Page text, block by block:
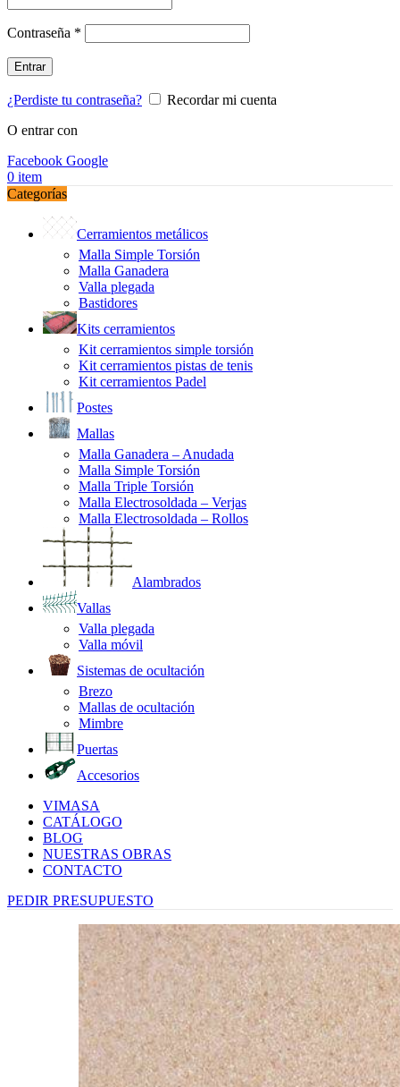
Contraseña *
Entrar
¿Perdiste tu contraseña?
Recordar mi cuenta
O entrar con
Facebook Google
0 item
Categorías
Cerramientos metálicos
Malla Simple Torsión
Malla Ganadera
Valla plegada
Bastidores
Kits cerramientos
Kit cerramientos simple torsión
Kit cerramientos pistas de tenis
Kit cerramientos Padel
Postes
Mallas
Malla Ganadera – Anudada
Malla Simple Torsión
Malla Triple Torsión
Malla Electrosoldada – Verjas
Malla Electrosoldada – Rollos
Alambrados
Vallas
Valla plegada
Valla móvil
Sistemas de ocultación
Brezo
Mallas de ocultación
Mimbre
Puertas
Accesorios
VIMASA
CATÁLOGO
BLOG
NUESTRAS OBRAS
CONTACTO
PEDIR PRESUPUESTO